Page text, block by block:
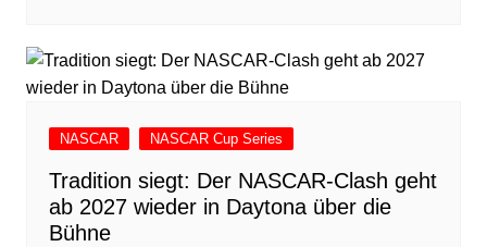
NASCAR NASCAR Cup Series
Tradition siegt: Der NASCAR-Clash geht
ab 2027 wieder in Daytona über die
Bühne